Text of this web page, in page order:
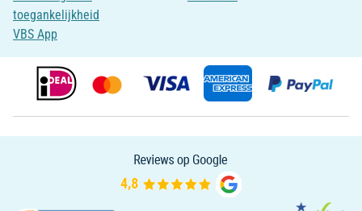
toegankelijkheid
VBS App